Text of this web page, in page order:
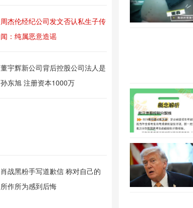
周杰伦经纪公司发文否认私生子传
闻：纯属恶意造谣
董宇辉新公司背后控股公司法人是
孙东旭 注册资本1000万
肖战黑粉手写道歉信 称对自己的
所作所为感到后悔